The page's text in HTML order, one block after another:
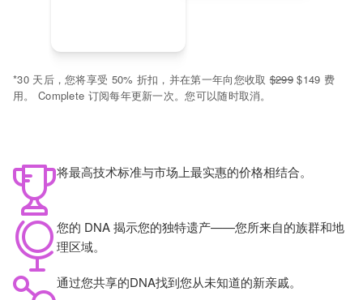
*30 天后，您将享受 50% 折扣，并在第一年向您收取$299$149 费
用。 Complete 订阅每年更新一次。您可以随时取消。
将最高技术标准与市场上最实惠的价格相结合。
您的 DNA 揭示您的独特遗产——您所来自的族群和地
理区域。
通过您共享的DNA找到您从未知道的新亲戚。